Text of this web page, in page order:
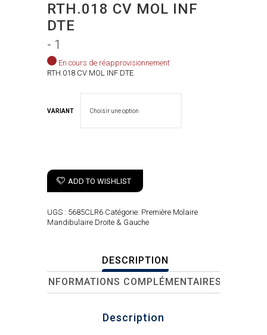
RTH.018 CV MOL INF
DTE
- 1
En cours de réapprovisionnement
RTH.018 CV MOL INF DTE
VARIANT
ADD TO WISHLIST
UGS : 5685CLR6 Catégorie: Première Molaire
Mandibulaire Droite & Gauche
DESCRIPTION
INFORMATIONS COMPLÉMENTAIRES
Description